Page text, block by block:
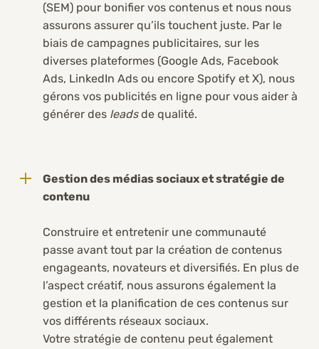
(SEM) pour bonifier vos contenus et nous nous
assurons assurer qu’ils touchent juste. Par le
biais de campagnes publicitaires, sur les
diverses plateformes (Google Ads, Facebook
Ads, LinkedIn Ads ou encore Spotify et X), nous
gérons vos publicités en ligne pour vous aider à
générer des leadsde qualité.
Gestion des médias sociaux et stratégie de
contenu
Construire et entretenir une communauté
passe avant tout par la création de contenus
engageants, novateurs et diversifiés. En plus de
l’aspect créatif, nous assurons également la
gestion et la planification de ces contenus sur
vos différents réseaux sociaux.
Votre stratégie de contenu peut également